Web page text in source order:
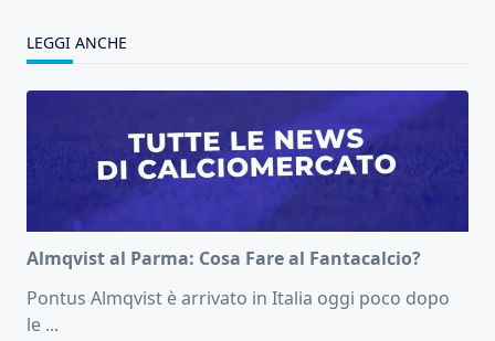
LEGGI ANCHE
Almqvist al Parma: Cosa Fare al Fantacalcio?
Pontus Almqvist è arrivato in Italia oggi poco dopo
le ...